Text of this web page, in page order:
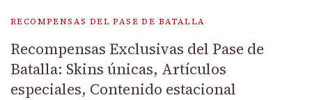
RECOMPENSAS DEL PASE DE BATALLA
Recompensas Exclusivas del Pase de
Batalla: Skins únicas, Artículos
especiales, Contenido estacional